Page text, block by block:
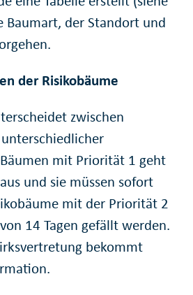
Baumart, der Standort und
der Risikobäume
zwischen
mit Priorität 1 geht
und sie müssen sofort
mit der Priorität 2
14 Tagen gefällt werden.
bekommt